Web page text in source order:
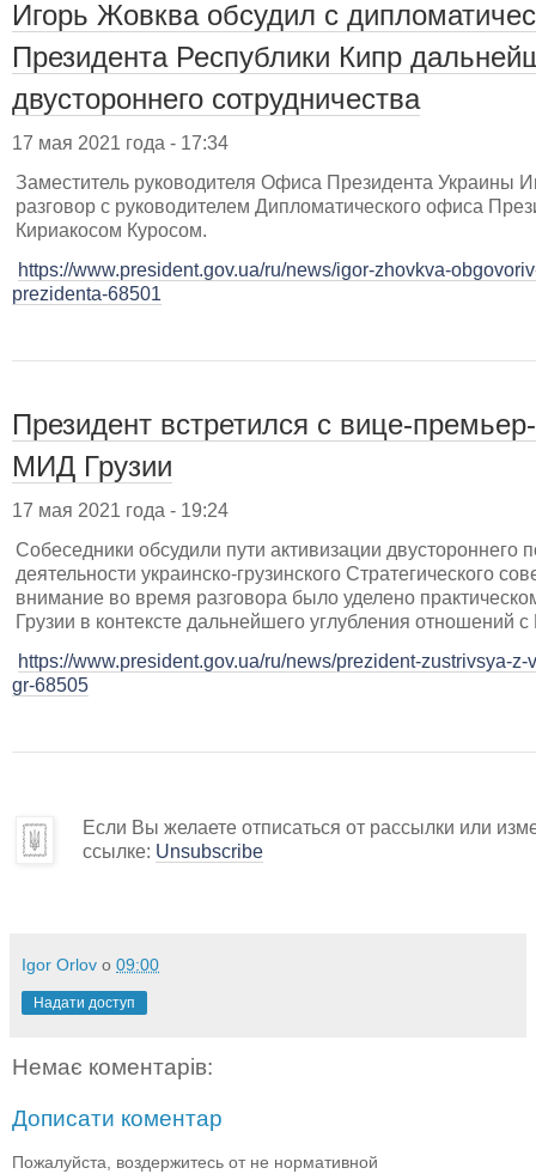
Игорь Жовква обсудил с
Президента Республики Кипр
двустороннего сотрудничества
17 мая 2021 года - 17:34
Заместитель руководителя Офиса Президента Украины
разговор с руководителем Дипломатического офиса
Кириакосом Куросом.
https://www.president.gov.ua/ru/news/igor-zhovkva-
prezidenta-68501
Президент встретился с вице-
МИД Грузии
17 мая 2021 года - 19:24
Собеседники обсудили пути активизации двустороннего
деятельности украинско-грузинского Стратегического
внимание во время разговора было уделено
Грузии в контексте дальнейшего углубления отношений
https://www.president.gov.ua/ru/news/prezident-zustrivsya-
gr-68505
Если Вы желаете отписаться от рассылки или
ссылке: Unsubscribe
Igor Orlov о 09:00
Надати доступ
Немає коментарів:
Дописати коментар
Пожалуйста, воздержитесь от не нормативной